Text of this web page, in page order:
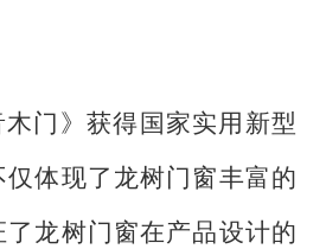
木门》获得国家实用新型
体现了龙树门窗丰富的
龙树门窗在产品设计的